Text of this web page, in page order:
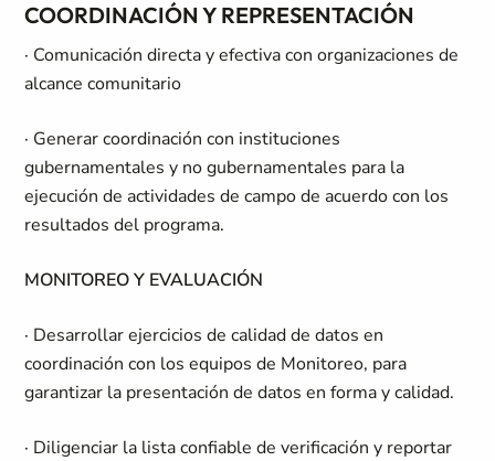
COORDINACIÓN Y REPRESENTACIÓN
· Comunicación directa y efectiva con organizaciones de
alcance comunitario
· Generar coordinación con instituciones
gubernamentales y no gubernamentales para la
ejecución de actividades de campo de acuerdo con los
resultados del programa.
MONITOREO Y EVALUACIÓN
· Desarrollar ejercicios de calidad de datos en
coordinación con los equipos de Monitoreo, para
garantizar la presentación de datos en forma y calidad.
· Diligenciar la lista confiable de verificación y reportar